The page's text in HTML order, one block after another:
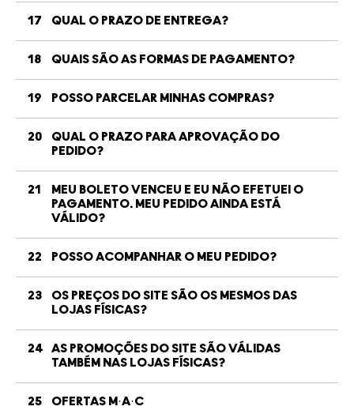
17 QUAL O PRAZO DE ENTREGA?
18 QUAIS SÃO AS FORMAS DE PAGAMENTO?
19 POSSO PARCELAR MINHAS COMPRAS?
20
QUAL O PRAZO PARA APROVAÇÃO DO
PEDIDO?
21
MEU BOLETO VENCEU E EU NÃO EFETUEI O
PAGAMENTO. MEU PEDIDO AINDA ESTÁ
VÁLIDO?
22 POSSO ACOMPANHAR O MEU PEDIDO?
23
OS PREÇOS DO SITE SÃO OS MESMOS DAS
LOJAS FÍSICAS?
24
AS PROMOÇÕES DO SITE SÃO VÁLIDAS
TAMBÉM NAS LOJAS FÍSICAS?
25 OFERTAS M·A·C